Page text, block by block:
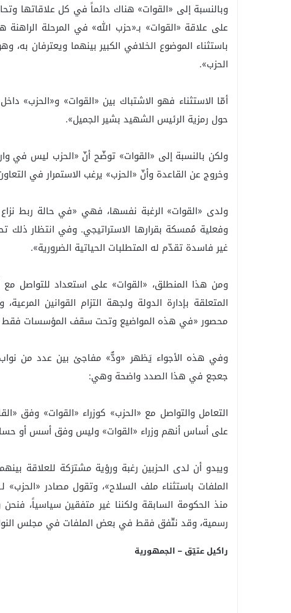
وبالنسبة إلى «القوات» هناك دائماً في كل علاقاتها
على علاقة «القوات» بـ«حزب الله» في المرحلة
باستثناء الموضوع الخلافي الكبير بينهما ويعترفان به،
الحزب».
أمّا الاستثناء فهو الاشتباك بين «القوات» و«الحزب»
حول رمزية الرئيس الشهيد بشير الجميل».
ولكن بالنسبة إلى «القوات» توضّح أنّ «الحزب ليس في
وخروج عن القاعدة وأنّ «الحزب» يرغب الاستمرار في
ولدى «القوات» الرغبة نفسها، فهي «في حالة ربط
وفعلية مُمسكة بقرارها الاستراتيجي. وفي انتظار
غير فاسدة تقدّم له المتطلبات الحياتية الضرورية».
ومن هذا المنطلق، «القوات» على استعداد
المتعلقة بإدارة الدولة ولجهة التزام القوانين
محصور «في هذه المواضيع وتحت سقف المؤسسات فقط
وفي هذه الأجواء يَظهر «ودٌّ» مفاجئ بين عدد من نواب
جعجع في هذا الصدد واضحة وهي:
التعامل والتواصل مع «الحزب» كوزراء «القوات» وفق
على أساس أنهم وزراء «القوات» وليس وفق أسس أو
ويبدو أن لدى الحزبين رغبة ورؤية مشترَكة للعلاقة
الملفات باستثناء ملف السلاح»، وتقول مصادر «الحزب»
منذ الحكومة السابقة ولكننا غير متفقين سياسياً،
رسمية، وقد نتّفق فقط في بعض الملفات في مجلس
راكيل عتيّق – الجمهورية